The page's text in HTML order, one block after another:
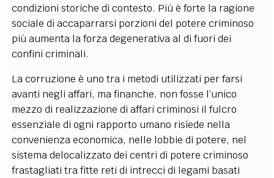
condizioni storiche di contesto. Più è forte la ragione
sociale di accaparrarsi porzioni del potere criminoso
più aumenta la forza degenerativa al di fuori dei
confini criminali.
La corruzione è uno tra i metodi utilizzati per farsi
avanti negli affari, ma finanche, non fosse l’unico
mezzo di realizzazione di affari criminosi il fulcro
essenziale di ogni rapporto umano risiede nella
convenienza economica, nelle lobbie di potere, nel
sistema delocalizzato dei centri di potere criminoso
frastagliati tra fitte reti di intrecci di legami basati